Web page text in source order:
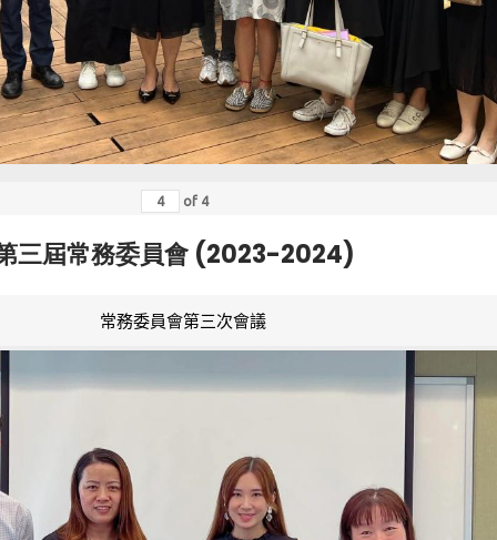
of 4
三屆常務委員會 (2023-2024)
常務委員會第三次會議